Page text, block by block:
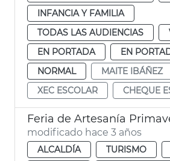
INFANCIA Y FAMILIA
TODAS LAS AUDIENCIAS
EN PORTADA
EN
NORMAL
MAITE IBÁÑEZ
XEC ESCOLAR
CHEQUE
Feria de Artesanía
modificado hace 3 años
ALCALDÍA TURISMO